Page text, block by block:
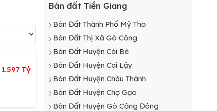
1.597 Tỷ
Bán đất Tiền Giang
Bán Đất Thành Phố Mỹ Tho
Bán Đất Thị Xã Gò Công
Bán Đất Huyện Cái Bè
Bán Đất Huyện Cai Lậy
Bán Đất Huyện Châu Thành
Bán Đất Huyện Chợ Gạo
Bán Đất Huyện Gò Công Đông